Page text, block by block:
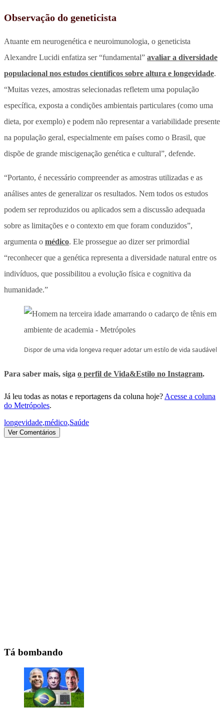
Observação do geneticista
Atuante em neurogenética e neuroimunologia, o geneticista
Alexandre Lucidi enfatiza ser “fundamental” avaliar a diversidade
populacional nos estudos científicos sobre altura e longevidade.
“Muitas vezes, amostras selecionadas refletem uma população
específica, exposta a condições ambientais particulares (como uma
dieta, por exemplo) e podem não representar a variabilidade presente
na população geral, especialmente em países como o Brasil, que
dispõe de grande miscigenação genética e cultural”, defende.
“Portanto, é necessário compreender as amostras utilizadas e as
análises antes de generalizar os resultados. Nem todos os estudos
podem ser reproduzidos ou aplicados sem a discussão adequada
sobre as limitações e o contexto em que foram conduzidos”,
argumenta o médico. Ele prossegue ao dizer ser primordial
“reconhecer que a genética representa a diversidade natural entre os
indivíduos, que possibilitou a evolução física e cognitiva da
humanidade.”
Dispor de uma vida longeva requer adotar um estilo de vida saudável
Para saber mais, siga o perfil de Vida&Estilo no Instagram.
Já leu todas as notas e reportagens da coluna hoje? Acesse a coluna
do Metrópoles.
longevidade,médico,Saúde
Ver Comentários
Tá bombando